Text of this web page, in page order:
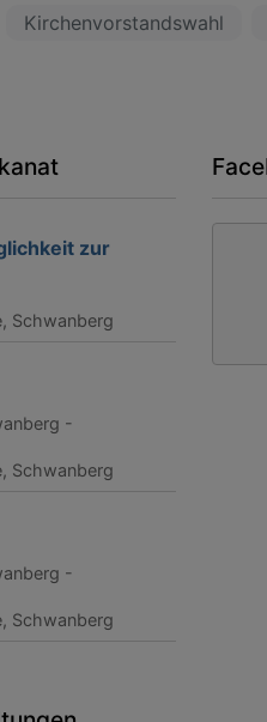
Kirchenvorstandswahl
zur
Schwanberg
-
Schwanberg
-
Schwanberg